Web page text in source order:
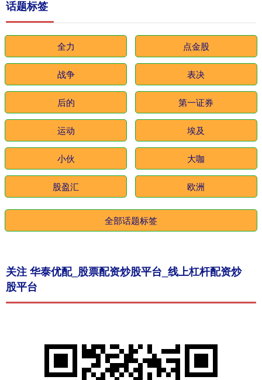
话题标签
全力 点金股
战争 表决
后的 第一证券
运动 埃及
小伙 大咖
股盈汇 欧洲
全部话题标签
关注 华泰优配_股票配资炒股平台_线上杠杆配资炒
股平台